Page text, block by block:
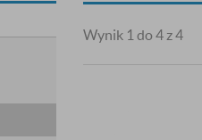
Wynik 1 do 4 z 4